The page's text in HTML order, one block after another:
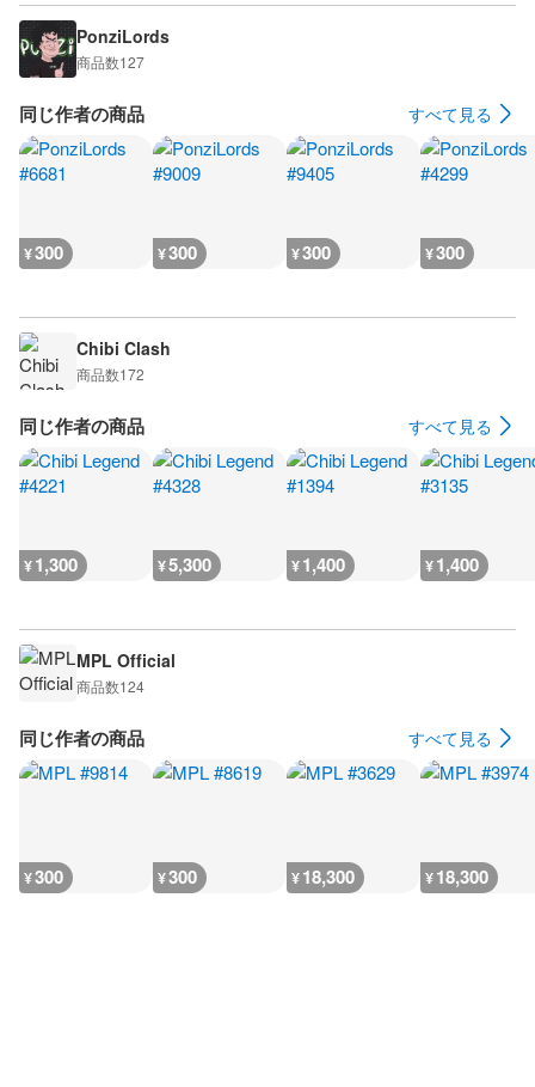
PonziLords
商品数127
同じ作者の商品 すべて見る
¥300 ¥300 ¥300 ¥300
Chibi Clash
商品数172
同じ作者の商品 すべて見る
¥1,300 ¥5,300 ¥1,400 ¥1,400
MPL Official
商品数124
同じ作者の商品 すべて見る
¥300 ¥300 ¥18,300 ¥18,300